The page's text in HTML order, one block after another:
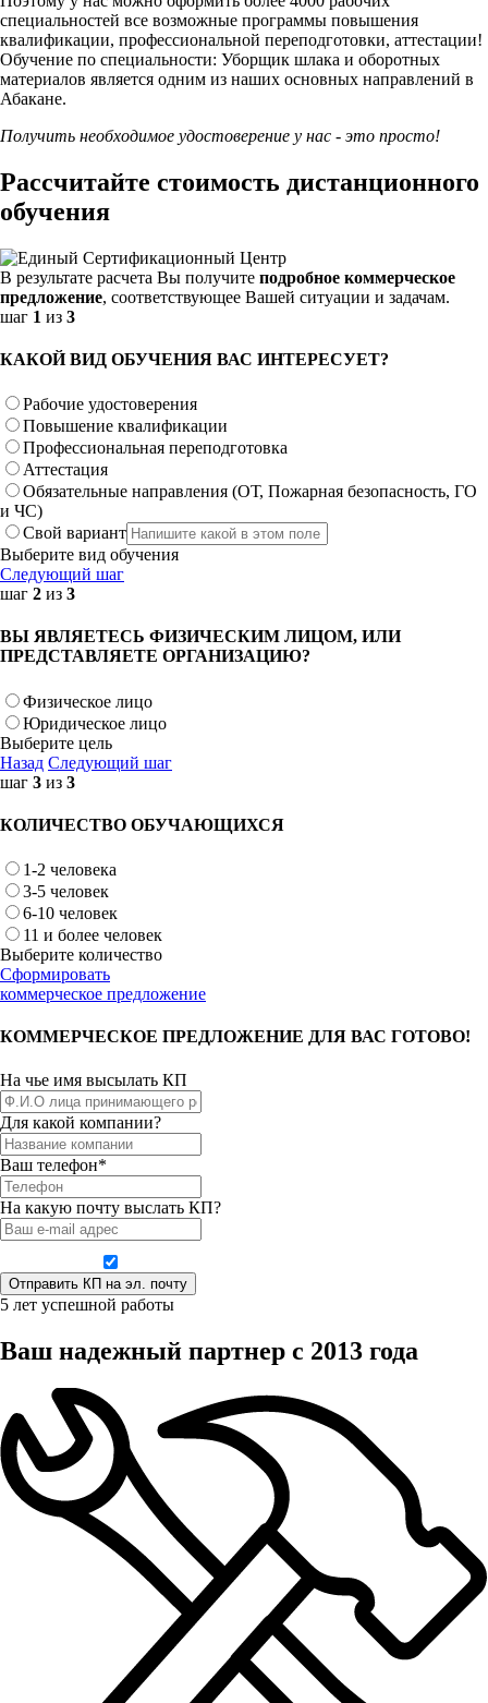
специальностей все возможные программы повышения
квалификации, профессиональной переподготовки, аттестации!
Обучение по специальности: Уборщик шлака и оборотных
материалов является одним из наших основных направлений в
Абакане.
Получить необходимое удостоверение у нас - это просто!
Рассчитайте стоимость дистанционного
обучения
В результате расчета Вы получите подробное коммерческое
предложение, соответствующее Вашей ситуации и задачам.
шаг 1 из 3
КАКОЙ ВИД ОБУЧЕНИЯ ВАС ИНТЕРЕСУЕТ?
Рабочие удостоверения
Повышение квалификации
Профессиональная переподготовка
Аттестация
Обязательные направления (ОТ, Пожарная безопасность, ГО
и ЧС)
Свой вариант
Выберите вид обучения
Следующий шаг
шаг 2 из 3
ВЫ ЯВЛЯЕТЕСЬ ФИЗИЧЕСКИМ ЛИЦОМ, ИЛИ
ПРЕДСТАВЛЯЕТЕ ОРГАНИЗАЦИЮ?
Физическое лицо
Юридическое лицо
Выберите цель
Назад Следующий шаг
шаг 3 из 3
КОЛИЧЕСТВО ОБУЧАЮЩИХСЯ
1-2 человека
3-5 человек
6-10 человек
11 и более человек
Выберите количество
Сформировать
коммерческое предложение
КОММЕРЧЕСКОЕ ПРЕДЛОЖЕНИЕ ДЛЯ ВАС ГОТОВО!
На чье имя высылать КП
Для какой компании?
Ваш телефон*
На какую почту выслать КП?
5 лет успешной работы
Ваш надежный партнер с 2013 года